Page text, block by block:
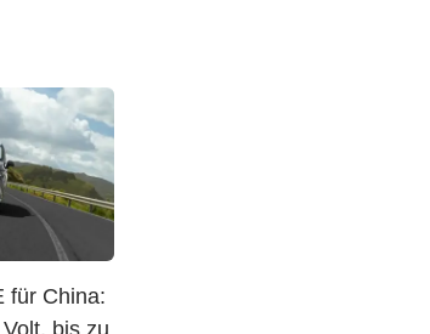
für China: